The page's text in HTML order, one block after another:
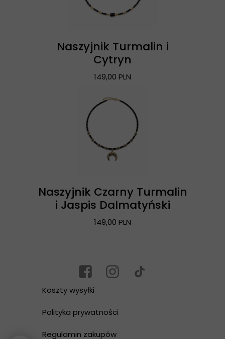
Naszyjnik Turmalin i
Cytryn
149,00 PLN
Naszyjnik Czarny Turmalin
i Jaspis Dalmatyński
149,00 PLN
Koszty wysyłki
Polityka prywatności
Regulamin zakupów